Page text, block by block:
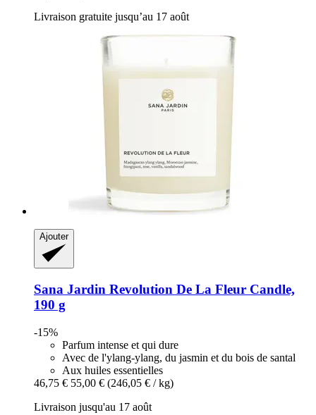
Livraison gratuite jusqu’au 17 août
Ajouter
Sana Jardin Revolution De La Fleur Candle,
190 g
-15%
Parfum intense et qui dure
Avec de l'ylang-ylang, du jasmin et du bois de santal
Aux huiles essentielles
46,75 € 55,00 € (246,05 € / kg)
Livraison jusqu'au 17 août